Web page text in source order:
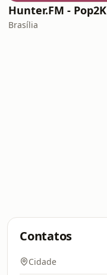
Hunter.FM - Pop2K
Brasília
Contatos
Cidade